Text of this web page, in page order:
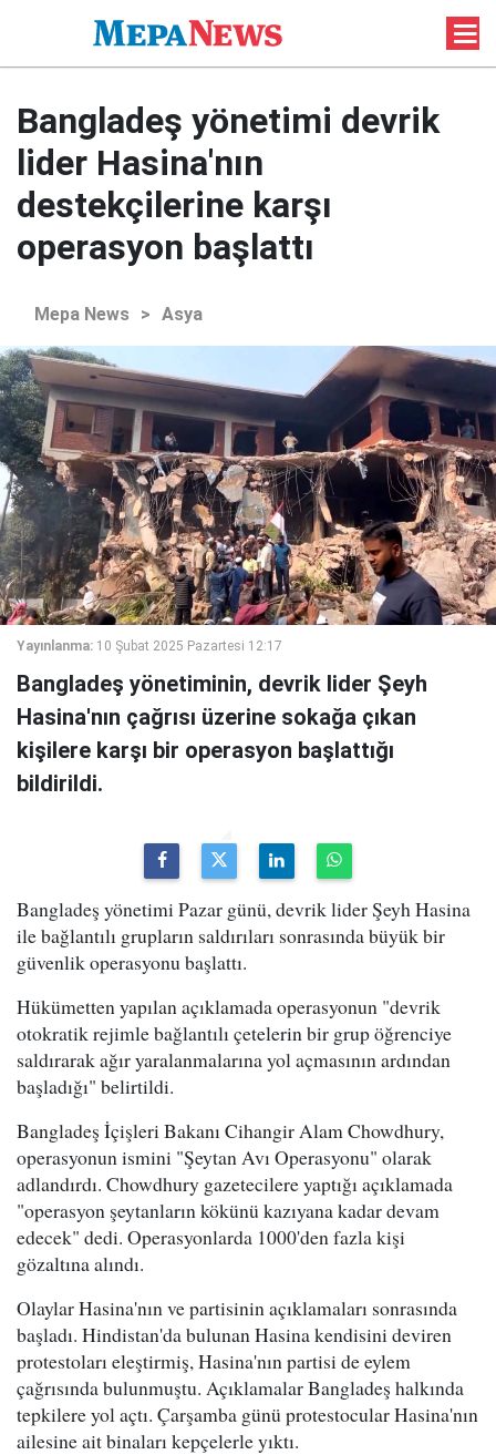
Bangladeş yönetimi devrik
lider Hasina'nın
destekçilerine karşı
operasyon başlattı
Mepa News > Asya
Yayınlanma: 10 Şubat 2025 Pazartesi 12:17
Bangladeş yönetiminin, devrik lider Şeyh
Hasina'nın çağrısı üzerine sokağa çıkan
kişilere karşı bir operasyon başlattığı
bildirildi.
Bangladeş yönetimi Pazar günü, devrik lider Şeyh Hasina
ile bağlantılı grupların saldırıları sonrasında büyük bir
güvenlik operasyonu başlattı.
Hükümetten yapılan açıklamada operasyonun "devrik
otokratik rejimle bağlantılı çetelerin bir grup öğrenciye
saldırarak ağır yaralanmalarına yol açmasının ardından
başladığı" belirtildi.
Bangladeş İçişleri Bakanı Cihangir Alam Chowdhury,
operasyonun ismini "Şeytan Avı Operasyonu" olarak
adlandırdı. Chowdhury gazetecilere yaptığı açıklamada
"operasyon şeytanların kökünü kazıyana kadar devam
edecek" dedi. Operasyonlarda 1000'den fazla kişi
gözaltına alındı.
Olaylar Hasina'nın ve partisinin açıklamaları sonrasında
başladı. Hindistan'da bulunan Hasina kendisini deviren
protestoları eleştirmiş, Hasina'nın partisi de eylem
çağrısında bulunmuştu. Açıklamalar Bangladeş halkında
tepkilere yol açtı. Çarşamba günü protestocular Hasina'nın
ailesine ait binaları kepçelerle yıktı.